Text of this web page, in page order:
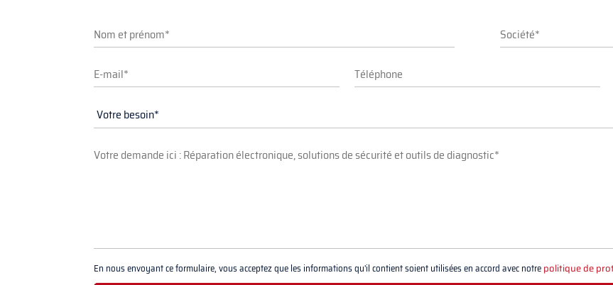
En nous envoyant ce formulaire, vous acceptez que les informations qu'il contient soient utilisées en accord avec notrepolitique de